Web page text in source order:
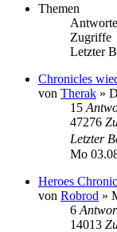
Themen
Zugriffe
Letzter
Chronicles
von Therak »
15
47276
Letzter
Mo
Heroes
von Robrod »
6
14013